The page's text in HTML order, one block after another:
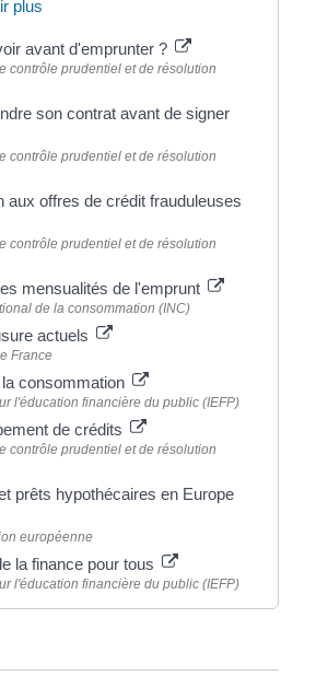
plus
avant d'emprunter ?
contrôle prudentiel et de résolution
son contrat avant de signer
contrôle prudentiel et de résolution
aux offres de crédit frauduleuses
contrôle prudentiel et de résolution
mensualités de l'emprunt
de la consommation (INC)
actuels
France
consommation
l'éducation financière du public (IEFP)
de crédits
contrôle prudentiel et de résolution
prêts hypothécaires en Europe
européenne
la finance pour tous
l'éducation financière du public (IEFP)